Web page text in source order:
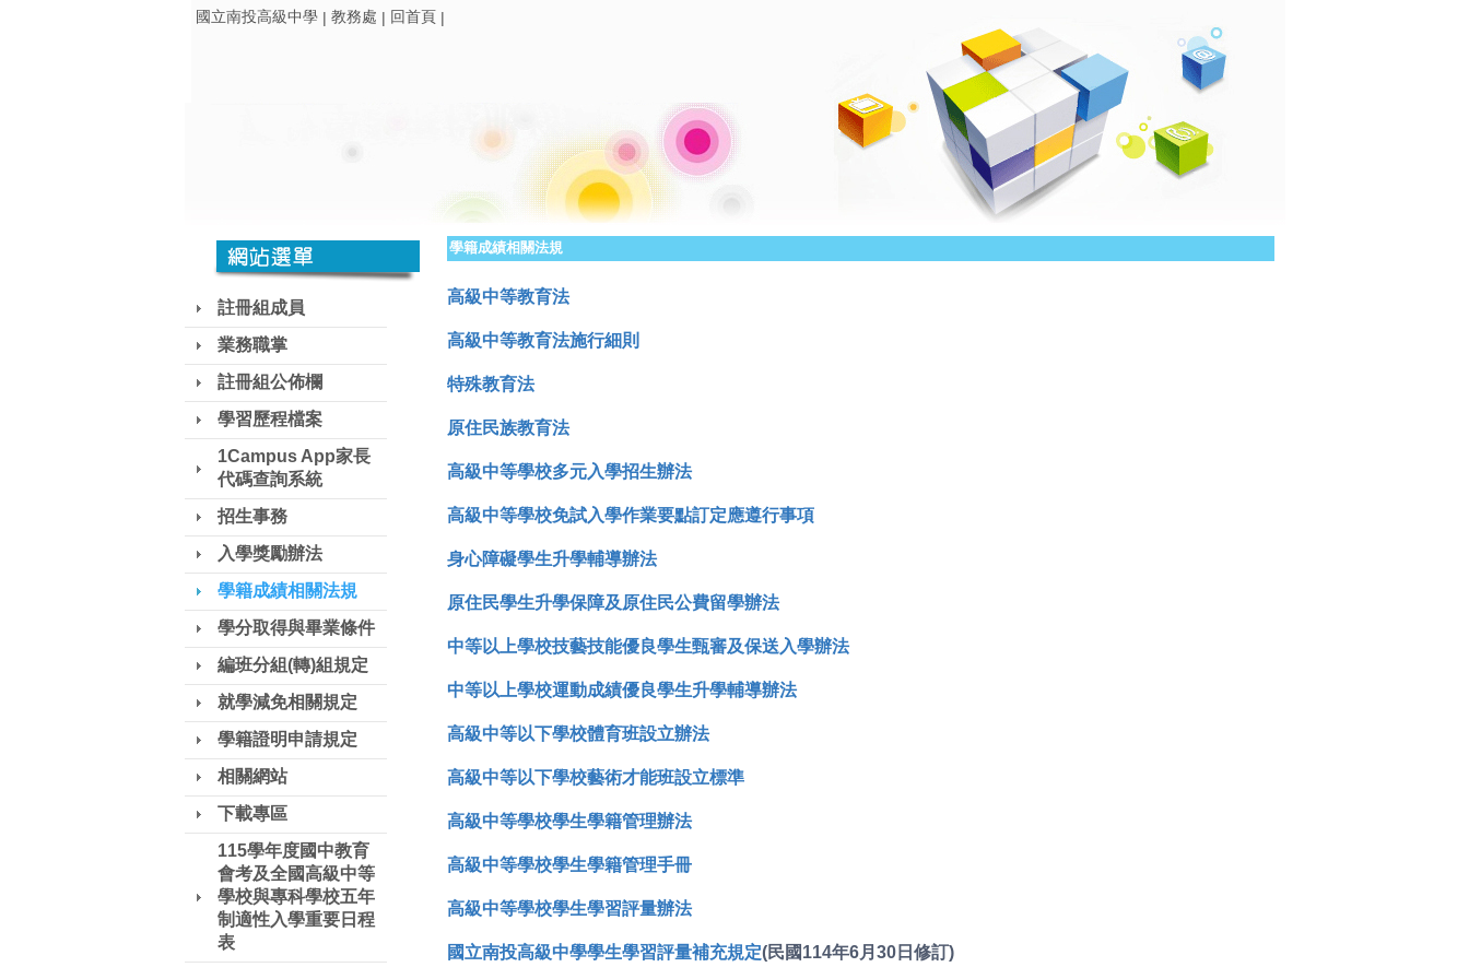
國立南投高級中學| 教務處 | 回首頁 |
註冊組成員
業務職掌
註冊組公佈欄
學習歷程檔案
1Campus App家長
代碼查詢系統
招生事務
入學獎勵辦法
學籍成績相關法規
學分取得與畢業條件
編班分組(轉)組規定
就學減免相關規定
學籍證明申請規定
相關網站
下載專區
115學年度國中教育
會考及全國高級中等
學校與專科學校五年
制適性入學重要日程
表
學籍成績相關法規
高級中等教育法
高級中等教育法施行細則
特殊教育法
原住民族教育法
高級中等學校多元入學招生辦法
高級中等學校免試入學作業要點訂定應遵行事項
身心障礙學生升學輔導辦法
原住民學生升學保障及原住民公費留學辦法
中等以上學校技藝技能優良學生甄審及保送入學辦法
中等以上學校運動成績優良學生升學輔導辦法
高級中等以下學校體育班設立辦法
高級中等以下學校藝術才能班設立標準
高級中等學校學生學籍管理辦法
高級中等學校學生學籍管理手冊
高級中等學校學生學習評量辦法
國立南投高級中學學生學習評量補充規定(民國114年6月30日修訂)